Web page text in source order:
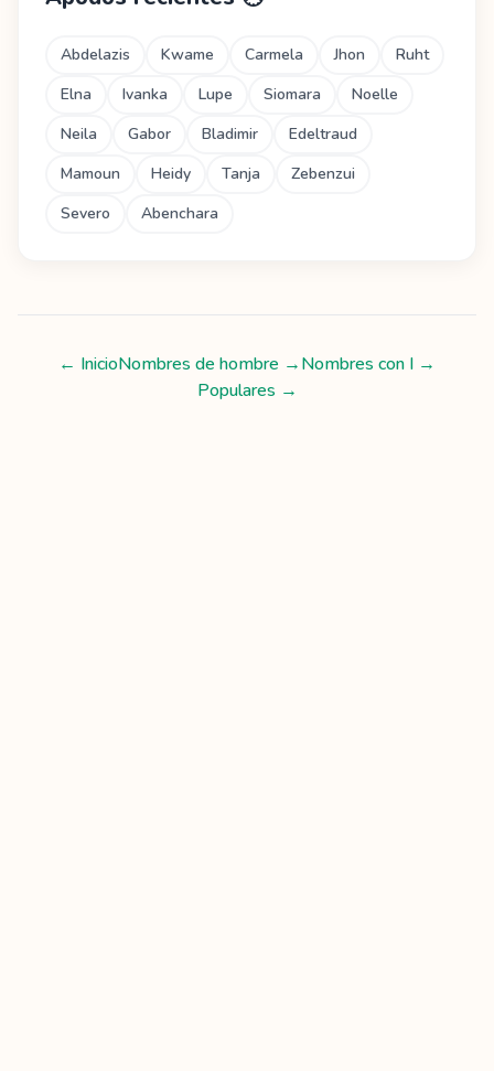
Abdelazis Kwame Carmela Jhon
Ruht
Elna
Ivanka Lupe Siomara
Noelle
Neila
Gabor Bladimir
Edeltraud
Mamoun
Heidy Tanja
Zebenzui
Severo
Abenchara
← InicioNombres de hombre →Nombres con I →
Populares →